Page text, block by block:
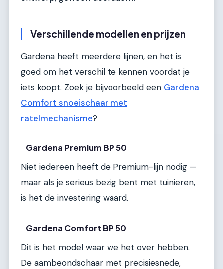
Verschillende modellen en prijzen
Gardena heeft meerdere lijnen, en het is
goed om het verschil te kennen voordat je
iets koopt. Zoek je bijvoorbeeld een Gardena
Comfort snoeischaar met
ratelmechanisme?
Gardena Premium BP 50
Niet iedereen heeft de Premium-lijn nodig —
maar als je serieus bezig bent met tuinieren,
is het de investering waard.
Gardena Comfort BP 50
Dit is het model waar we het over hebben.
De aambeondschaar met precisiesnede,